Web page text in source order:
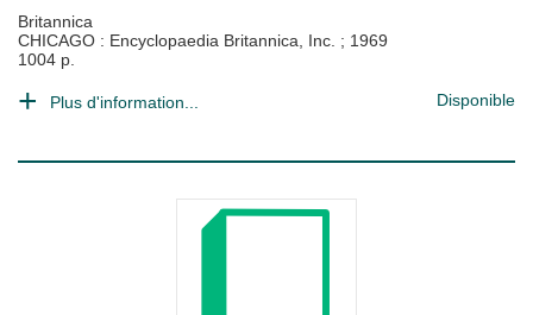
Britannica
CHICAGO : Encyclopaedia Britannica, Inc. ; 1969
1004 p.
Plus d'information... Disponible